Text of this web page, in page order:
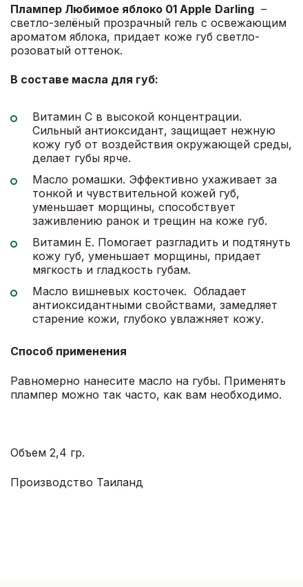
Плампер Любимое яблоко 01 Apple Darling –
светло-зелёный прозрачный гель с освежающим
ароматом яблока, придает коже губ светло-
розоватый оттенок.
В составе масла для губ:
Витамин С в высокой концентрации.
Сильный антиоксидант, защищает нежную
кожу губ от воздействия окружающей среды,
делает губы ярче.
Масло ромашки. Эффективно ухаживает за
тонкой и чувствительной кожей губ,
уменьшает морщины, способствует
заживлению ранок и трещин на коже губ.
Витамин Е. Помогает разгладить и подтянуть
кожу губ, уменьшает морщины, придает
мягкость и гладкость губам.
Масло вишневых косточек. Обладает
антиоксидантными свойствами, замедляет
старение кожи, глубоко увлажняет кожу.
Способ применения
Равномерно нанесите масло на губы. Применять
плампер можно так часто, как вам необходимо.
Объем 2,4 гр.
Производство Таиланд